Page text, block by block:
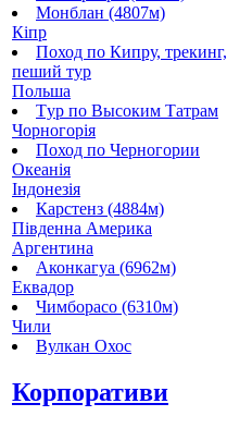
Монблан (4807м)
Кіпр
Поход по Кипру, трекинг,
пеший тур
Польша
Tур по Высоким Татрам
Чорногорія
Поход по Черногории
Океанія
Індонезія
Карстенз (4884м)
Південна Америка
Аргентина
Аконкагуа (6962м)
Еквадор
Чимборасо (6310м)
Чили
Вулкан Охос
Корпоративи